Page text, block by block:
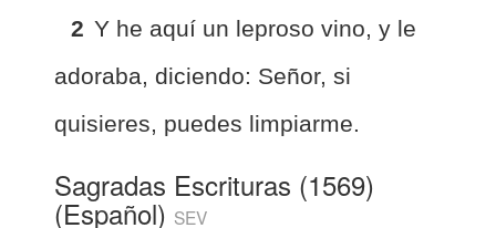
2 Y he aquí un leproso vino, y le
adoraba, diciendo: Señor, si
quisieres, puedes limpiarme.
Sagradas Escrituras (1569)
(Español) SEV